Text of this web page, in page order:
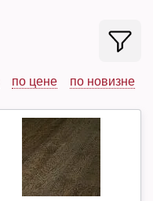
по цене по новизне